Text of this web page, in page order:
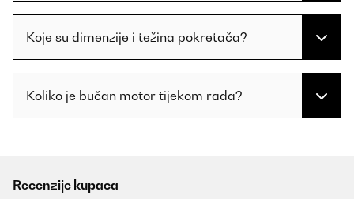
Koje su dimenzije i težina pokretača?
Koliko je bučan motor tijekom rada?
Recenzije kupaca